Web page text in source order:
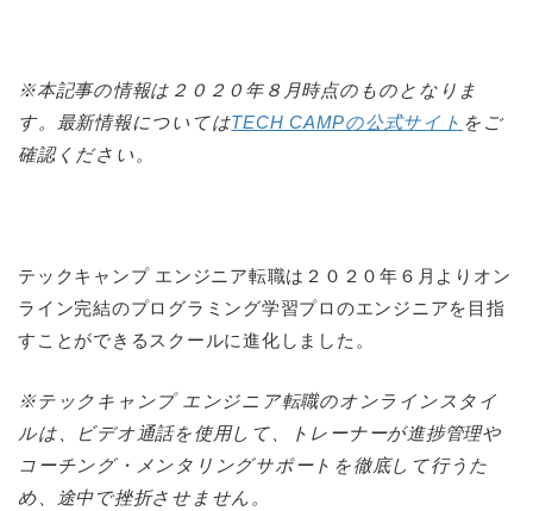
※本記事の情報は２０２０年８月時点のものとなりま
す。最新情報についてはTECH CAMPの公式サイト をご
確認ください。
テックキャンプ エンジニア転職は２０２０年６月よりオン
ライン完結のプログラミング学習プロのエンジニアを目指
すことができるスクールに進化しました。
※テックキャンプ エンジニア転職のオンラインスタイ
ルは、ビデオ通話を使用して、トレーナーが進捗管理や
コーチング・メンタリングサポートを徹底して行うた
め、途中で挫折させません。